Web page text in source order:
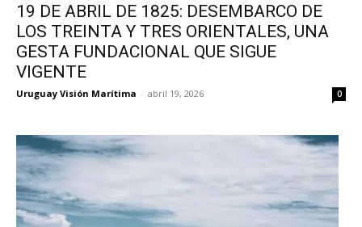
19 DE ABRIL DE 1825: DESEMBARCO DE
LOS TREINTA Y TRES ORIENTALES, UNA
GESTA FUNDACIONAL QUE SIGUE
VIGENTE
Uruguay Visión Marítima - abril 19, 2026 0